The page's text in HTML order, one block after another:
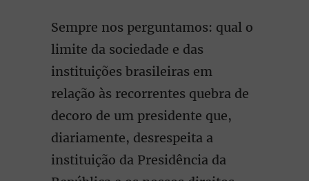
Sempre nos perguntamos: qual o
limite da sociedade e das
instituições brasileiras em
relação às recorrentes quebra de
decoro de um presidente que,
diariamente, desrespeita a
instituição da Presidência da